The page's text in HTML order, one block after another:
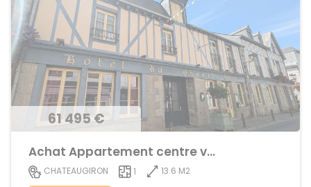
61 495 €
Achat Appartement centre ville
CHATEAUGIRON 1
13.6 M2